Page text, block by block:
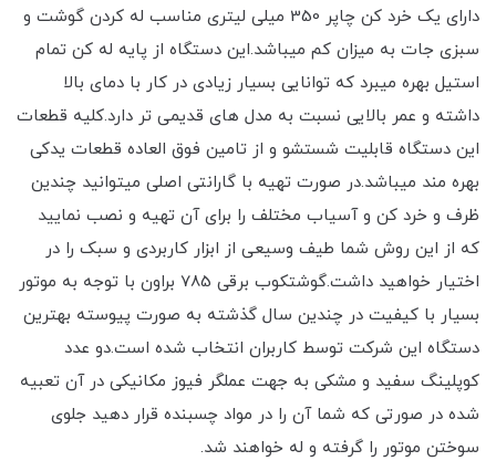
دارای یک خرد کن چاپر 350 میلی لیتری مناسب له کردن گوشت و
سبزی جات به میزان کم میباشد.این دستگاه از پایه له کن تمام
استیل بهره میبرد که توانایی بسیار زیادی در کار با دمای بالا
داشته و عمر بالایی نسبت به مدل های قدیمی تر دارد.کلیه قطعات
این دستگاه قابلیت شستشو و از تامین فوق العاده قطعات یدکی
بهره مند میباشد.در صورت تهیه با گارانتی اصلی میتوانید چندین
ظرف و خرد کن و آسیاب مختلف را برای آن تهیه و نصب نمایید
که از این روش شما طیف وسیعی از ابزار کاربردی و سبک را در
اختیار خواهید داشت.گوشتکوب برقی 785 براون با توجه به موتور
بسیار با کیفیت در چندین سال گذشته به صورت پیوسته بهترین
دستگاه این شرکت توسط کاربران انتخاب شده است.دو عدد
کوپلینگ سفید و مشکی به جهت عملگر فیوز مکانیکی در آن تعبیه
شده در صورتی که شما آن را در مواد چسبنده قرار دهید جلوی
سوختن موتور را گرفته و له خواهند شد.